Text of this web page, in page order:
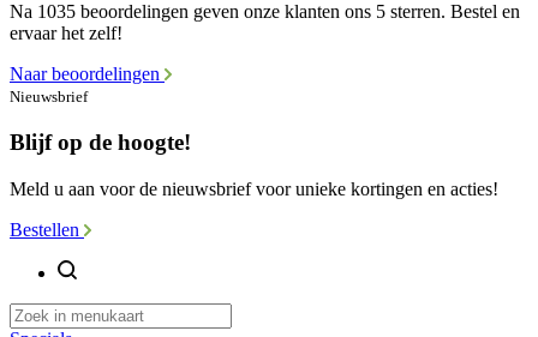
Na 1035 beoordelingen geven onze klanten ons 5 sterren. Bestel en
ervaar het zelf!
Naar beoordelingen
Nieuwsbrief
Blijf op de hoogte!
Meld u aan voor de nieuwsbrief voor unieke kortingen en acties!
Bestellen